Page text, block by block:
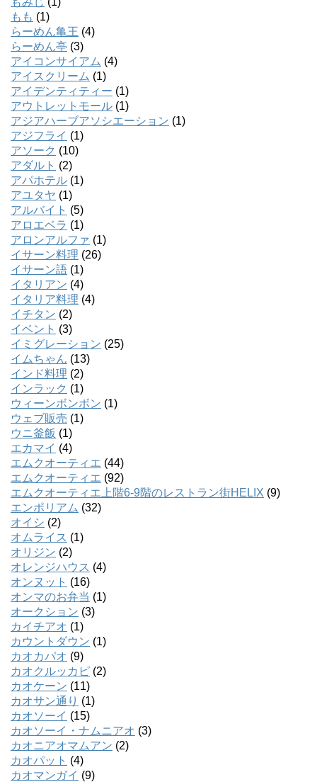
もも (1)
らーめん亀王 (4)
らーめん亭 (3)
アイコンサイアム (4)
アイスクリーム (1)
アイデンティティー (1)
アウトレットモール (1)
アジアハーブアソシエーション (1)
アジフライ (1)
アソーク (10)
アダルト (2)
アパホテル (1)
アユタヤ (1)
アルバイト (5)
アロエベラ (1)
アロンアルファ (1)
イサーン料理 (26)
イサーン語 (1)
イタリアン (4)
イタリア料理 (4)
イチタン (2)
イベント (3)
イミグレーション (25)
イムちゃん (13)
インド料理 (2)
インラック (1)
ウィーンボンボン (1)
ウェブ販売 (1)
ウニ釜飯 (1)
エカマイ (4)
エムクオーティエ (44)
エムクオーティエ (92)
エムクオーティエ上階6-9階のレストラン街HELIX (9)
エンポリアム (32)
オイシ (2)
オムライス (1)
オリジン (2)
オレンジハウス (4)
オンヌット (16)
オンマのお弁当 (1)
オークション (3)
カイチアオ (1)
カウントダウン (1)
カオカパオ (9)
カオクルッカピ (2)
カオケーン (11)
カオサン通り (1)
カオソーイ (15)
カオソーイ・ナムニアオ (3)
カオニアオマムアン (2)
カオパット (4)
カオマンガイ (9)